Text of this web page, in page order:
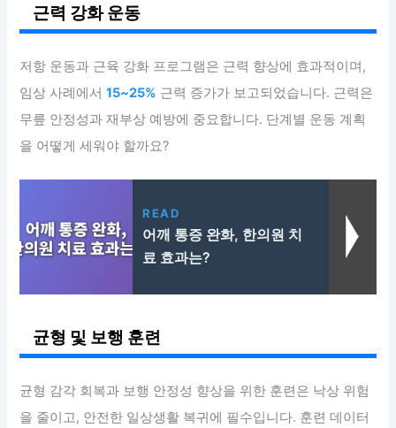
근력 강화 운동
저항 운동과 근육 강화 프로그램은 근력 향상에 효과적이며,
임상 사례에서15~25% 근력 증가가 보고되었습니다. 근력은
무릎 안정성과 재부상 예방에 중요합니다. 단계별 운동 계획
을 어떻게 세워야 할까요?
READ
어깨 통증 완화, 한의원 치
료 효과는?
균형 및 보행 훈련
균형 감각 회복과 보행 안정성 향상을 위한 훈련은 낙상 위험
을 줄이고, 안전한 일상생활 복귀에 필수입니다. 훈련 데이터